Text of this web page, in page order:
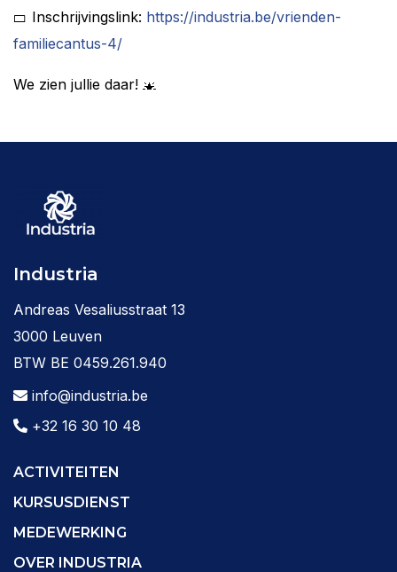
Inschrijvingslink: https://industria.be/vrienden-
familiecantus-4/
We zien jullie daar!
Industria
Andreas Vesaliusstraat 13
3000 Leuven
BTW BE 0459.261.940
info@industria.be
+32 16 30 10 48
ACTIVITEITEN
KURSUSDIENST
MEDEWERKING
OVER INDUSTRIA